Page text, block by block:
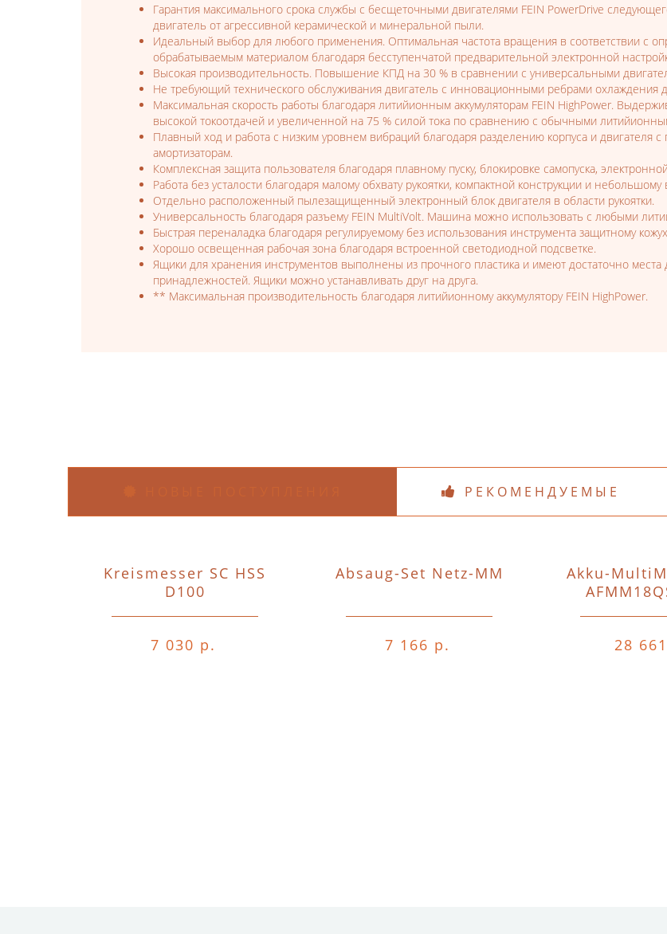
Гарантия максимального срока службы с бесщеточными двигателями FEIN PowerDrive
двигатель от агрессивной керамической и минеральной пыли.
Идеальный выбор для любого применения. Оптимальная частота вращения в соответствии с
обрабатываемым материалом благодаря бесступенчатой предварительной электронной
Высокая производительность. Повышение КПД на 30 % в сравнении с универсальными
Не требующий технического обслуживания двигатель с инновационными ребрами охлаждения
Максимальная скорость работы благодаря литийионным аккумуляторам FEIN HighPower.
высокой токоотдачей и увеличенной на 75 % силой тока по сравнению с обычными
Плавный ход и работа с низким уровнем вибраций благодаря разделению корпуса и
амортизаторам.
Комплексная защита пользователя благодаря плавному пуску, блокировке самопуска,
Работа без усталости благодаря малому обхвату рукоятки, компактной конструкции и
Отдельно расположенный пылезащищенный электронный блок двигателя в области рукоятки.
Универсальность благодаря разъему FEIN MultiVolt. Машина можно использовать с любыми
Быстрая переналадка благодаря регулируемому без использования инструмента защитному
Хорошо освещенная рабочая зона благодаря встроенной светодиодной подсветке.
Ящики для хранения инструментов выполнены из прочного пластика и имеют достаточно
принадлежностей. Ящики можно устанавливать друг на друга.
** Максимальная производительность благодаря литийионному аккумулятору FEIN HighPower.
РЕКОМЕНДУЕМЫЕ
Kreismesser SC HSS
D100
7 030 р.
Absaug-Set Netz-MM
7 166 р.
Akku-
28